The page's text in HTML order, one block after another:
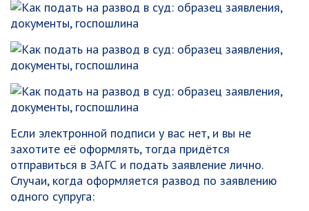
Если электронной подписи у вас нет, и вы не
захотите её оформлять, тогда придётся
отправиться в ЗАГС и подать заявление лично.
Случаи, когда оформляется развод по заявлению
одного супруга: